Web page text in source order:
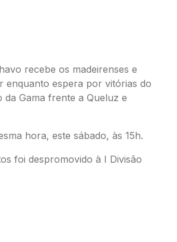
recebe os madeirenses e
enquanto espera por vitórias do
da Gama frente a Queluz e
hora, este sábado, às 15h.
foi despromovido à I Divisão